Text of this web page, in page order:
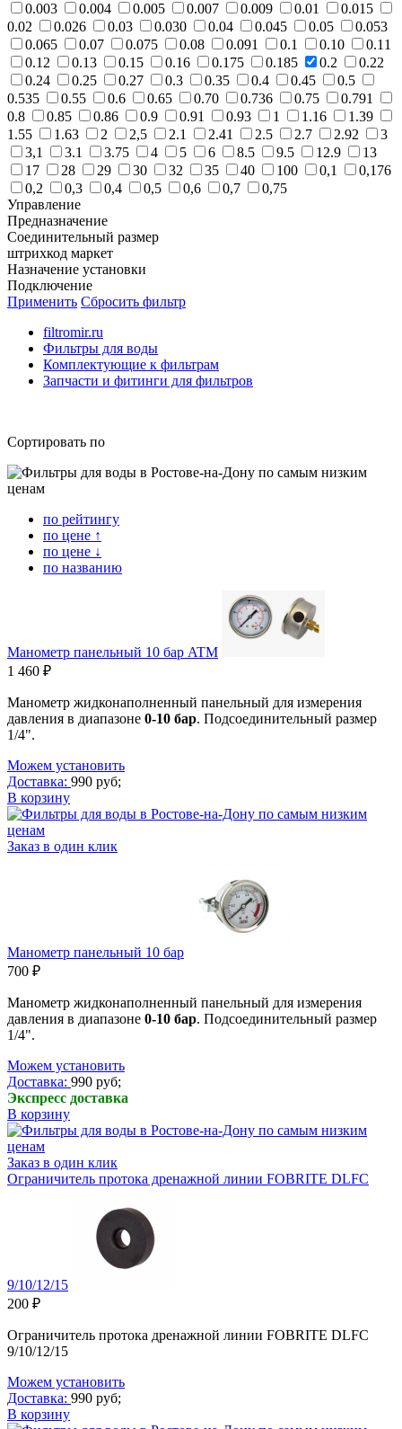
0.003
0.004 0.005 0.007 0.009 0.01
0.015
0.02
0.026 0.03 0.030 0.04 0.045 0.05
0.053
0.065
0.07 0.075 0.08 0.091 0.1 0.10
0.11
0.12
0.13 0.15 0.16 0.175 0.185 0.2
0.22
0.24
0.25 0.27 0.3 0.35 0.4 0.45
0.5
0.535
0.55 0.6 0.65 0.70 0.736 0.75
0.791
0.8
0.85 0.86 0.9 0.91 0.93 1 1.16
1.39
1.55
1.63 2 2,5 2.1 2.41 2.5 2.7 2.92
3
3,1
3.1 3.75 4 5 6 8.5 9.5 12.9
13
17
28 29 30 32 35 40 100 0,1
0,176
0,2
0,3 0,4 0,5 0,6 0,7
0,75
Управление
Предназначение
Соединительный размер
штрихкод маркет
Назначение установки
Подключение
Применить Сбросить фильтр
filtromir.ru
Фильтры для воды
Комплектующие к фильтрам
Запчасти и фитинги для фильтров
Сортировать по
по рейтингу
по цене ↑
по цене ↓
по названию
Манометр панельный 10 бар ATM
1 460 ₽
Манометр жидконаполненный панельный для измерения
давления в диапазоне 0-10 бар. Подсоединительный размер
1/4".
Можем установить
Доставка: 990 руб;
В корзину
Заказ в один клик
Манометр панельный 10 бар
700 ₽
Манометр жидконаполненный панельный для измерения
давления в диапазоне 0-10 бар. Подсоединительный размер
1/4".
Можем установить
Доставка: 990 руб;
Экспресс доставка
В корзину
Заказ в один клик
Ограничитель протока дренажной линии FOBRITE DLFC
9/10/12/15
200 ₽
Ограничитель протока дренажной линии FOBRITE DLFC
9/10/12/15
Можем установить
Доставка: 990 руб;
В корзину